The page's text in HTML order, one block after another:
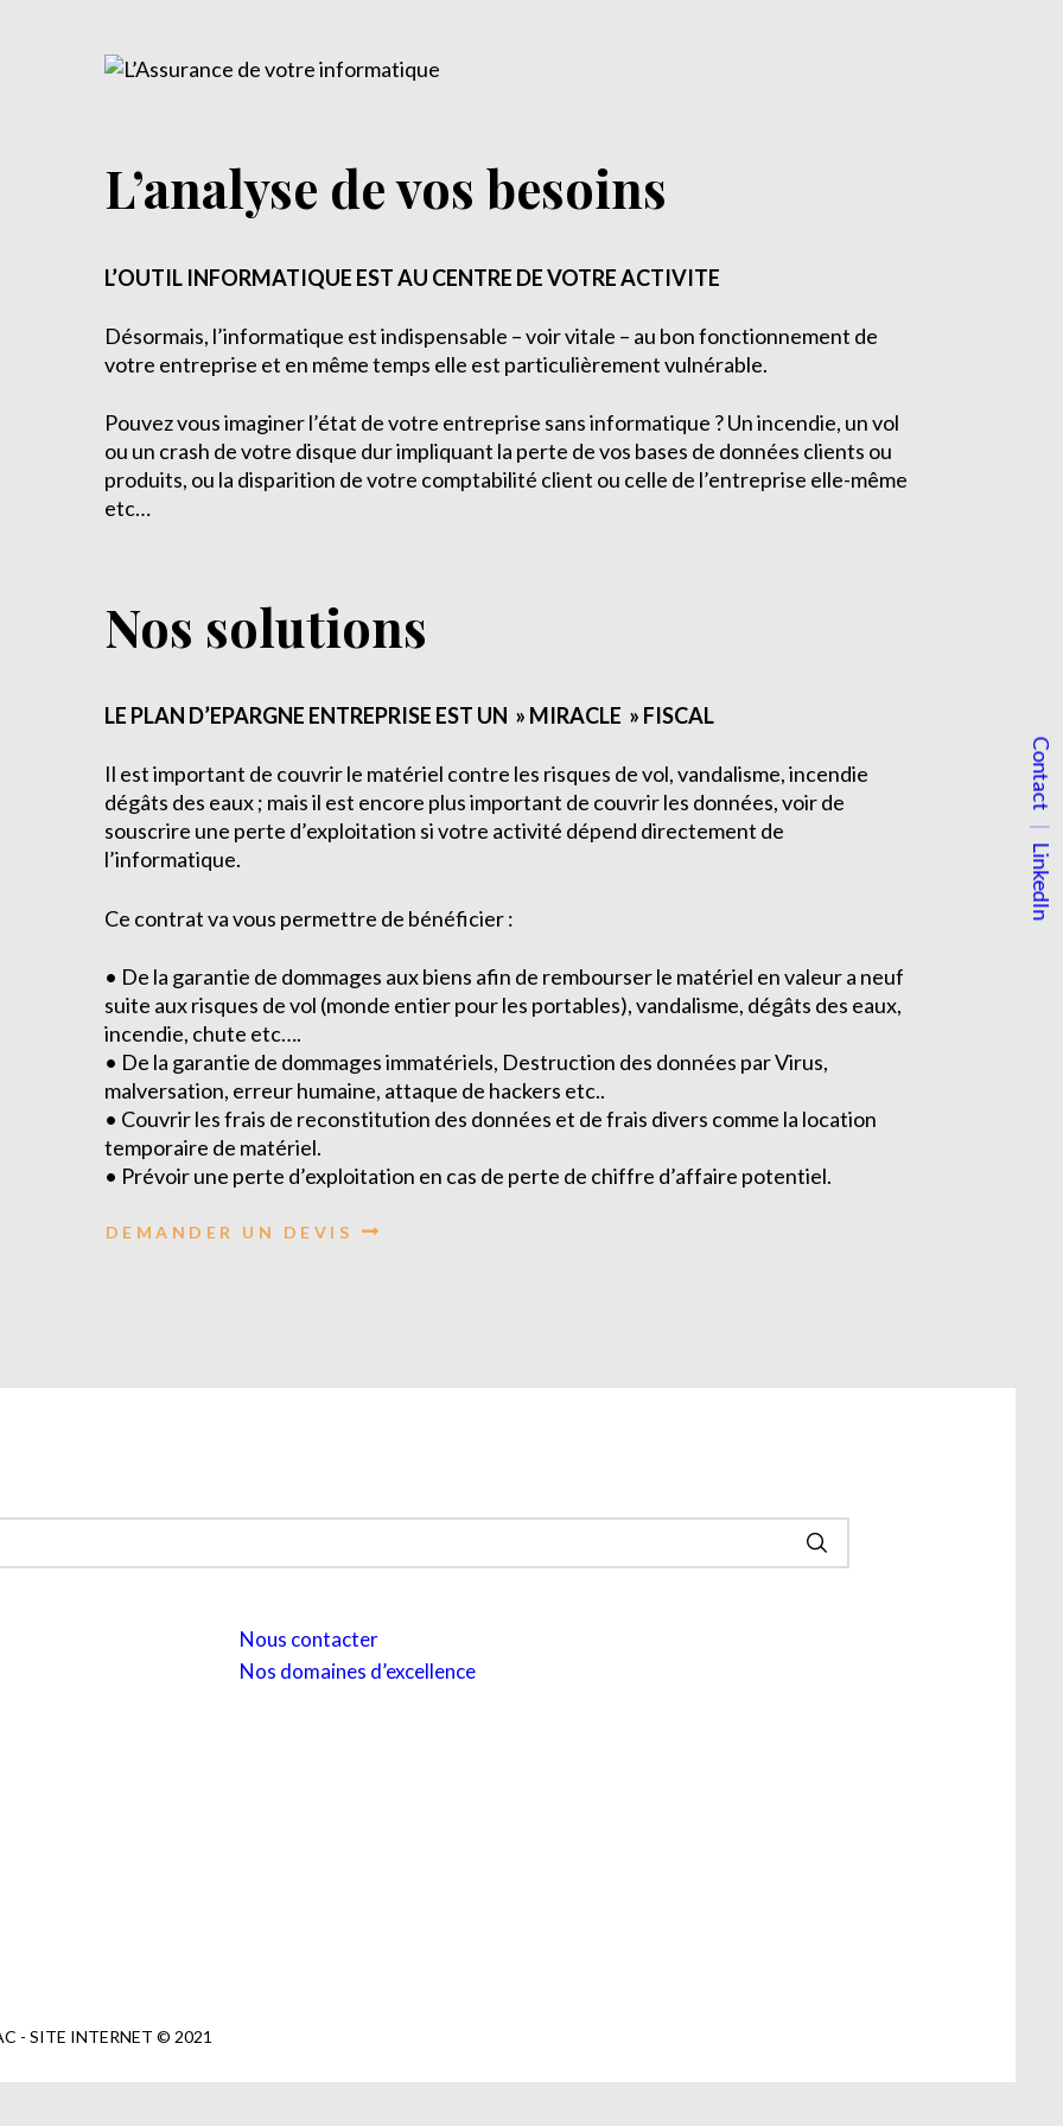
Demander un devis
Nous contacter
L’analyse de vos besoins
L’OUTIL INFORMATIQUE EST AU CENTRE DE VOTRE ACTIVITE
Désormais, l’informatique est indispensable – voir vitale – au bon fonctionnement de
votre entreprise et en même temps elle est particulièrement vulnérable.
Pouvez vous imaginer l’état de votre entreprise sans informatique ? Un incendie, un vol
ou un crash de votre disque dur impliquant la perte de vos bases de données clients ou
produits, ou la disparition de votre comptabilité client ou celle de l’entreprise elle-même
etc…
Nos solutions
LE PLAN D’EPARGNE ENTREPRISE EST UN » MIRACLE » FISCAL
Il est important de couvrir le matériel contre les risques de vol, vandalisme, incendie
dégâts des eaux ; mais il est encore plus important de couvrir les données, voir de
souscrire une perte d’exploitation si votre activité dépend directement de
l’informatique.
Ce contrat va vous permettre de bénéficier :
• De la garantie de dommages aux biens afin de rembourser le matériel en valeur a neuf
suite aux risques de vol (monde entier pour les portables), vandalisme, dégâts des eaux,
incendie, chute etc….
• De la garantie de dommages immatériels, Destruction des données par Virus,
malversation, erreur humaine, attaque de hackers etc..
• Couvrir les frais de reconstitution des données et de frais divers comme la location
temporaire de matériel.
• Prévoir une perte d’exploitation en cas de perte de chiffre d’affaire potentiel.
DEMANDER UN DEVIS
Nous contacter
Nos domaines d’excellence
- SITE INTERNET © 2021
Contact
LinkedIn